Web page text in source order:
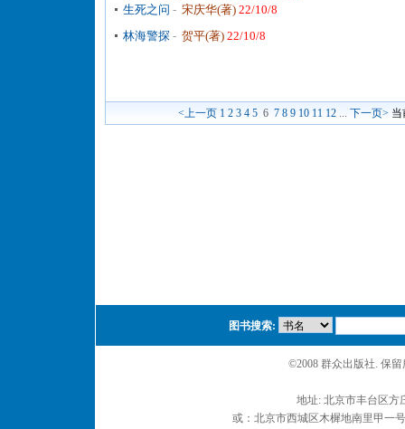
生死之问 - 宋庆华(著) 22/10/8
林海警探 - 贺平(著) 22/10/8
<上一页 1 2 3 4 5 6 7 8 9 10 11 12 ... 下一页> 当
图书搜索:
©2008 群众出版社. 保
地址: 北京市丰台区
或：北京市西城区木樨地南里甲一